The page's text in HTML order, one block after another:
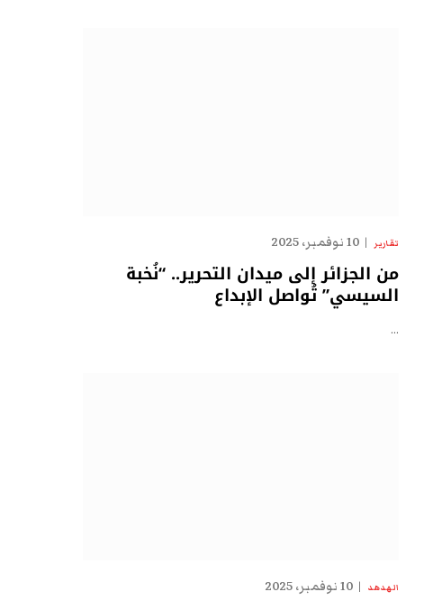
تقارير 10 نوفمبر، 2025
من الجزائر إلى ميدان التحرير.. “نُخبة
السيسي” تُواصل الإبداع
…
الهدهد 10 نوفمبر، 2025